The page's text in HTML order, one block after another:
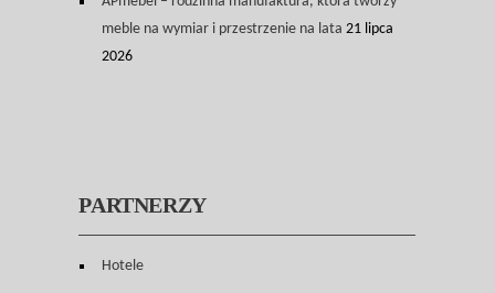
meble na wymiar i przestrzenie na lata 21 lipca
2026
PARTNERZY
Hotele